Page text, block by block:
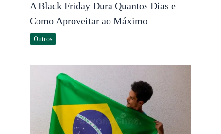
A Black Friday Dura Quantos Dias e
Como Aproveitar ao Máximo
Outros